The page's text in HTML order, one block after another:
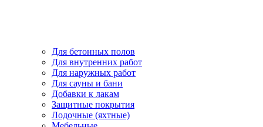
Для бетонных полов
Для внутренних работ
Для наружных работ
Для сауны и бани
Добавки к лакам
Защитные покрытия
Лодочные (яхтные)